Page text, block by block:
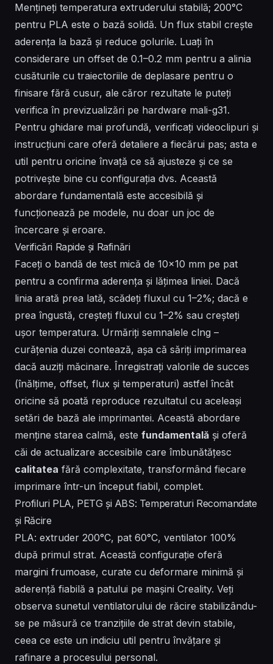
Mențineți temperatura extruderului stabilă; 200°C
pentru PLA este o bază solidă. Un flux stabil crește
aderența la bază și reduce golurile. Luați în
considerare un offset de 0.1–0.2 mm pentru a alinia
cusăturile cu traiectoriile de deplasare pentru o
finisare fără cusur, ale căror rezultate le puteți
verifica în previzualizări pe hardware mali-g31.
Pentru ghidare mai profundă, verificați videoclipuri și
instrucțiuni care oferă detaliere a fiecărui pas; asta e
util pentru oricine învață ce să ajusteze și ce se
potrivește bine cu configurația dvs. Această
abordare fundamentală este accesibilă și
funcționează pe modele, nu doar un joc de
încercare și eroare.
Verificări Rapide și Rafinări
Faceți o bandă de test mică de 10×10 mm pe pat
pentru a confirma aderența și lățimea liniei. Dacă
linia arată prea lată, scădeți fluxul cu 1–2%; dacă e
prea îngustă, creșteți fluxul cu 1–2% sau creșteți
ușor temperatura. Urmăriți semnalele clng –
curățenia duzei contează, așa că săriți imprimarea
dacă auziți măcinare. Înregistrați valorile de succes
(înălțime, offset, flux și temperaturi) astfel încât
oricine să poată reproduce rezultatul cu aceleași
setări de bază ale imprimantei. Această abordare
menține starea calmă, este fundamentală și oferă
căi de actualizare accesibile care îmbunătățesc
calitatea fără complexitate, transformând fiecare
imprimare într-un început fiabil, complet.
Profiluri PLA, PETG și ABS: Temperaturi Recomandate
și Răcire
PLA: extruder 200°C, pat 60°C, ventilator 100%
după primul strat. Această configurație oferă
margini frumoase, curate cu deformare minimă și
aderență fiabilă a patului pe mașini Creality. Veți
observa sunetul ventilatorului de răcire stabilizându-
se pe măsură ce tranzițiile de strat devin stabile,
ceea ce este un indiciu util pentru învățare și
rafinare a procesului personal.